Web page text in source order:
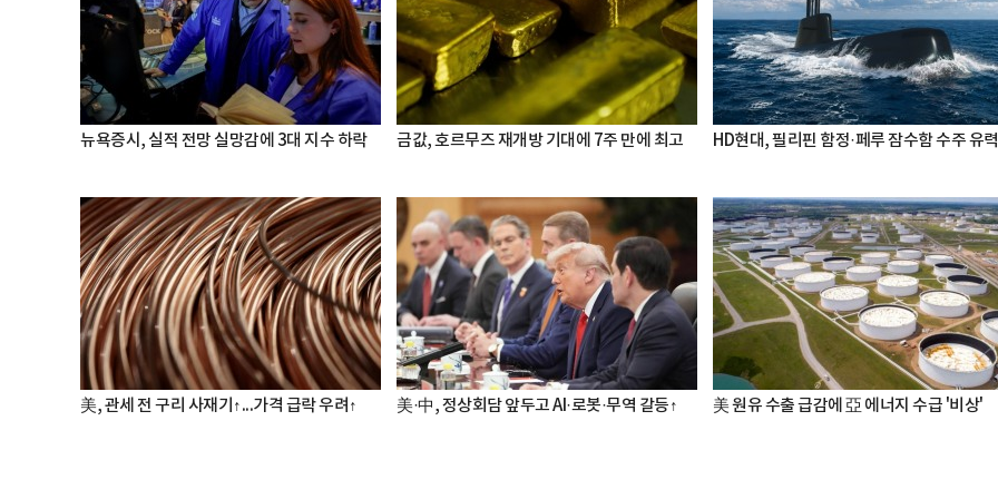
뉴욕증시, 실적 전망 실망감에 3대 지수 하락 금값, 호르무즈 재개방 기대에 7주 만에 최고 HD현대, 필리핀 함정·페루 잠수함 수주 유력
美, 관세 전 구리 사재기↑...가격 급락 우려↑ 美·中, 정상회담 앞두고 AI·로봇·무역 갈등↑ 美 원유 수출 급감에 亞 에너지 수급 '비상'